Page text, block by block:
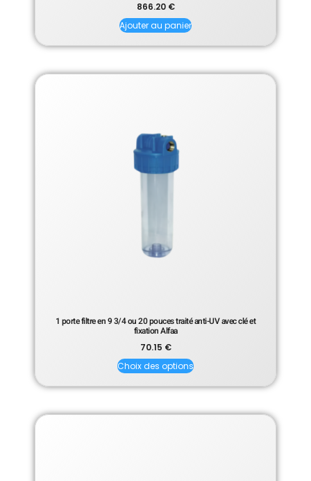
5.00
sur 5
866.20 €
Ajouter au panier
1 porte filtre en 9 3/4 ou 20 pouces traité anti-UV avec clé et
fixation Alfaa
70.15 €
Choix des options